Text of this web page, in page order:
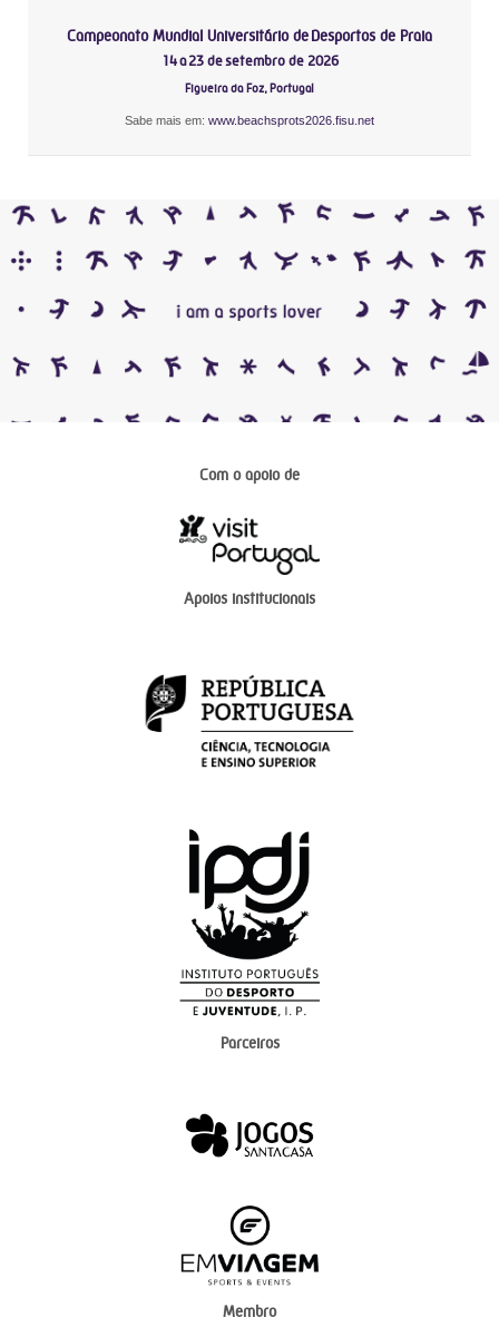
Campeonato Mundial Universitário de Desportos de Praia
14 a 23 de setembro de 2026
Figueira da Foz, Portugal
Sabe mais em: www.beachsprots2026.fisu.net
Com o apoio de
Apoios institucionais
Parceiros
Membro